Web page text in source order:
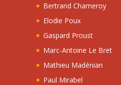
Bertrand Chameroy
Elodie Poux
Gaspard Proust
Marc-Antoine Le Bret
Mathieu Madénian
Paul Mirabel